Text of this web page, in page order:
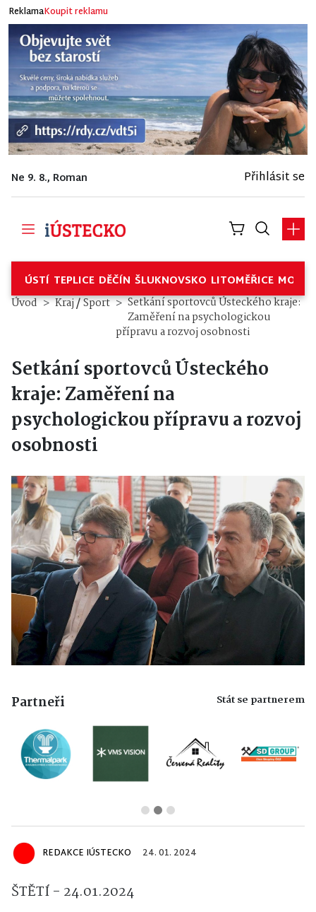
ReklamaKoupit reklamu
Ne 9. 8., Roman Přihlásit se
ÚSTÍ TEPLICE DĚČÍN ŠLUKNOVSKO LITOMĚŘICE
Úvod Kraj/Sport
Setkání sportovců Ústeckého kraje:
Zaměření na psychologickou
přípravu a rozvoj osobnosti
Setkání sportovců Ústeckého
kraje: Zaměření na
psychologickou přípravu a rozvoj
osobnosti
Partneři Stát se partnerem
REDAKCE IÚSTECKO 24. 01. 2024
ŠTĚTÍ - 24.01.2024